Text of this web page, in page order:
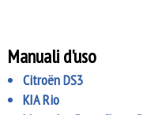
Manuali d'uso
Citroën DS3
KIA Rio